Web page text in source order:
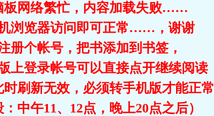
板网络繁忙，内容加载失败……
浏览器访问即可正常……，谢谢
册个帐号，把书添加到书签，
上登录帐号可以直接点开继续阅读
时刷新无效，必须转手机版才能正常
：中午11、12点，晚上20点之后）